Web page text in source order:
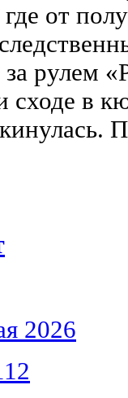
от
рулем
сходе в
2026